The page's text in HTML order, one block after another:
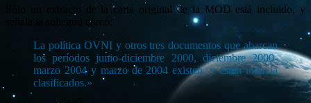
Sólo un extracto de la carta original de la MOD está incluido, y
señala la solicitud como:
La política OVNI y otros tres documentos que abarcan
los períodos junio-diciembre 2000, diciembre 2000-
marzo 2004 y marzo de 2004 existen, y están todavía
clasificados.»